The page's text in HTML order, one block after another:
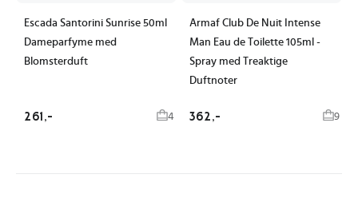
Escada Santorini Sunrise 50ml
Dameparfyme med
Blomsterduft
261,- 4
Armaf Club De Nuit Intense
Man Eau de Toilette 105ml -
Spray med Treaktige
Duftnoter
362,- 9